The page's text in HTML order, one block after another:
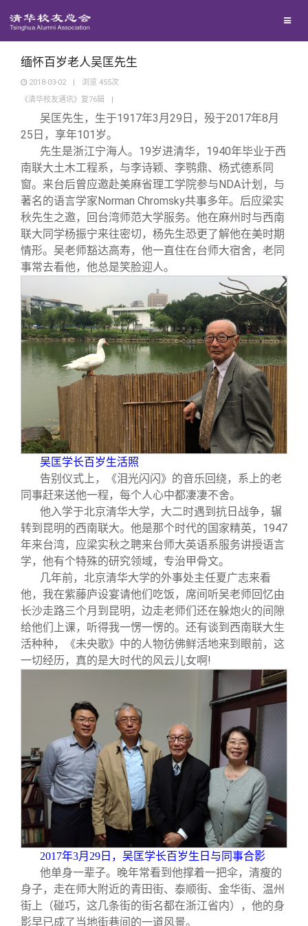
西南联大校友会
回馈母校
捐赠项目
捐赠新闻
捐赠纪事
捐赠方法
义工计划
媒体平台
《清华校友通讯》
《水木清华》
我要订阅
新媒体平台
百年清华
清华人物
清华故事
青春风采
校友文苑
校友讲坛
校友视界
校友服务
终身学习
信息化服务
三创大赛
实用信息
校友总会
总会简介
会长致辞
总会章程
理事会名单
制度法规
联系我们
关闭
缅怀百岁老人吴匡先生
2018-03-02 | 浏览 455次
《清华校友通讯》复76辑
|
吴匡先生，生于1917年3月29日，殁于2017年8月
25日，享年101岁。
先生是浙江宁海人。19岁进清华，1940年毕业于西
南联大土木工程系，与李诗颖、李鹗鼎、杨式德系同
窗。来台后曾应邀赴美麻省理工学院参与NDA计划，与
著名的语言学家Norman Chromsky共事多年。后应梁实
秋先生之邀，回台湾师范大学服务。他在麻州时与西南
联大同学杨振宁来往密切，杨先生恐更了解他在美时期
情形。吴老师豁达高寿，他一直住在台师大宿舍，老同
事常去看他，他总是笑脸迎人。
吴匡学长百岁生活照
告别仪式上，《泪光闪闪》的音乐回绕，系上的老
同事赶来送他一程，每个人心中都凄凄不舍。
他入学于北京清华大学，大二时遇到抗日战争，辗
转到昆明的西南联大。他是那个时代的国家精英，1947
年来台湾，应梁实秋之聘来台师大英语系服务讲授语言
学，他有个特殊的研究领域，专治甲骨文。
几年前，北京清华大学的外事处主任夏广志来看
他，我在紫藤庐设宴请他们吃饭，席间听吴老师回忆由
长沙走路三个月到昆明，边走老师们还在躲炮火的间隙
给他们上课，听得我一愣一愣的。还有谈到西南联大生
活种种，《未央歌》中的人物彷佛鲜活地来到眼前，这
一切经历，真的是大时代的风云儿女啊!
2017年3月29日，吴匡学长百岁生日与同事合影
他单身一辈子。晚年常看到他撑着一把伞，清瘦的
身子，走在师大附近的青田街、泰顺街、金华街、温州
街上（碰巧，这几条街的街名都在浙江省内），他的身
影早已成了当地街巷间的一道风景。